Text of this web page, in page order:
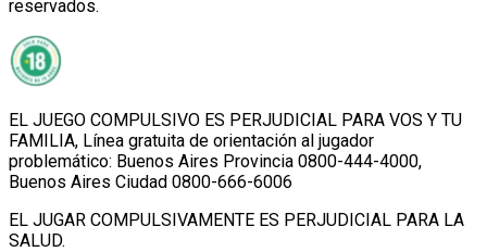
reservados.
EL JUEGO COMPULSIVO ES PERJUDICIAL PARA VOS Y TU
FAMILIA, Línea gratuita de orientación al jugador
problemático: Buenos Aires Provincia 0800-444-4000,
Buenos Aires Ciudad 0800-666-6006
EL JUGAR COMPULSIVAMENTE ES PERJUDICIAL PARA LA
SALUD.